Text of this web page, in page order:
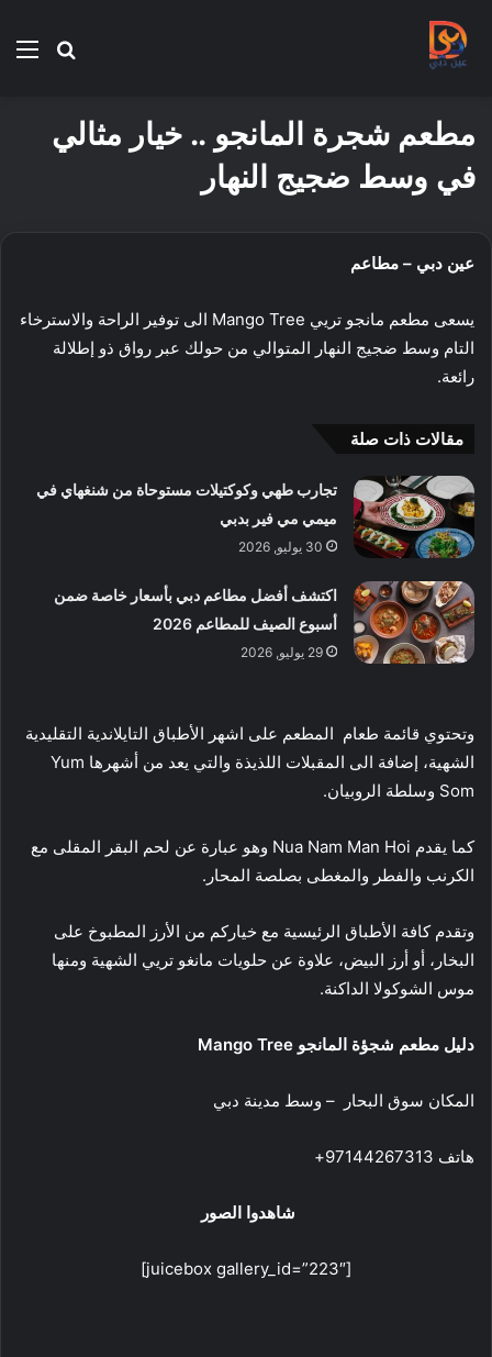
بحث
مطعم شجرة المانجو .. خيار مثالي
في وسط ضجيج النهار
عين دبي – مطاعم
يسعى مطعم مانجو تريي Mango Tree الى توفير الراحة والاسترخاء
التام وسط ضجيج النهار المتوالي من حولك عبر رواق ذو إطلالة
رائعة.
مقالات ذات صلة
تجارب طهي وكوكتيلات مستوحاة من شنغهاي في
ميمي مي فير بدبي
30 يوليو, 2026
اكتشف أفضل مطاعم دبي بأسعار خاصة ضمن
أسبوع الصيف للمطاعم 2026
29 يوليو, 2026
وتحتوي قائمة طعام المطعم على اشهر الأطباق التايلاندية التقليدية
الشهية، إضافة الى المقبلات اللذيذة والتي يعد من أشهرها Yum
Som وسلطة الروبيان.
كما يقدم Nua Nam Man Hoi وهو عبارة عن لحم البقر المقلى مع
الكرنب والفطر والمغطى بصلصة المحار.
وتقدم كافة الأطباق الرئيسية مع خياركم من الأرز المطبوخ على
البخار، أو أرز البيض، علاوة عن حلويات مانغو تريي الشهية ومنها
موس الشوكولا الداكنة.
دليل مطعم شجؤة المانجو Mango Tree
المكان سوق البحار – وسط مدينة دبي
هاتف 97144267313+
شاهدوا الصور
[juicebox gallery_id=”223″]